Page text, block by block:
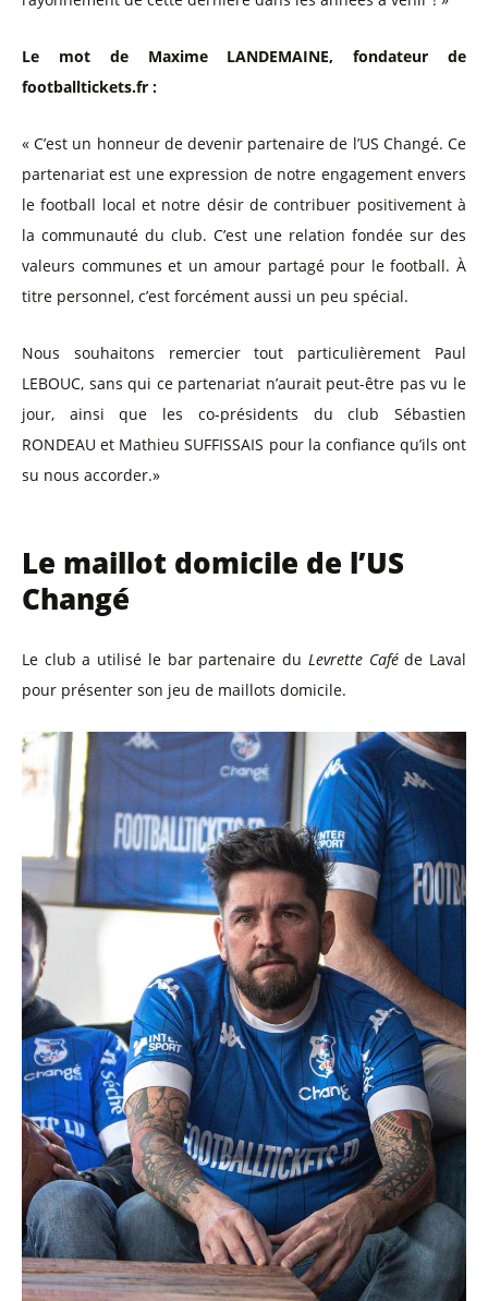
Le mot de Maxime LANDEMAINE, fondateur de
footballtickets.fr :
« C’est un honneur de devenir partenaire de l’US Changé. Ce
partenariat est une expression de notre engagement envers
le football local et notre désir de contribuer positivement à
la communauté du club. C’est une relation fondée sur des
valeurs communes et un amour partagé pour le football. À
titre personnel, c’est forcément aussi un peu spécial.
Nous souhaitons remercier tout particulièrement Paul
LEBOUC, sans qui ce partenariat n’aurait peut-être pas vu le
jour, ainsi que les co-présidents du club Sébastien
RONDEAU et Mathieu SUFFISSAIS pour la confiance qu’ils ont
su nous accorder.»
Le maillot domicile de l’US
Changé
Le club a utilisé le bar partenaire du Levrette Caféde Laval
pour présenter son jeu de maillots domicile.